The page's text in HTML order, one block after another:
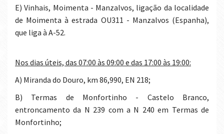
e) Vinhais, Moimenta - Manzalvos, ligação da localidade
de Moimenta à estrada OU311 - Manzalvos (Espanha),
que liga à A-52.
Nos dias úteis, das 07:00 às 09:00 e das 17:00 às 19:00:
a) Miranda do Douro, km 86,990, EN 218;
b) Termas de Monfortinho - Castelo Branco,
entroncamento da N 239 com a N 240 em Termas de
Monfortinho;